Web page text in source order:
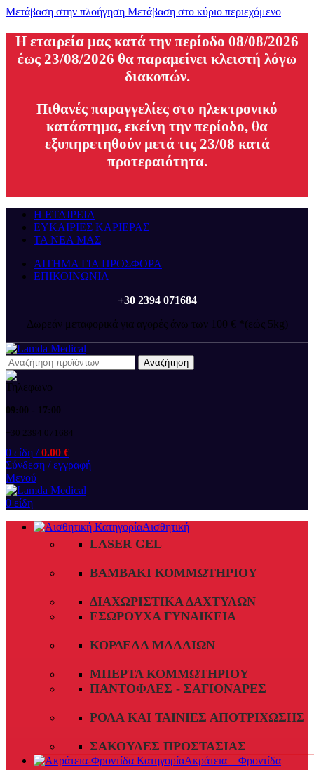
Μετάβαση στην πλοήγηση Μετάβαση στο κύριο περιεχόμενο
H εταιρεία μας κατά την περίοδο 08/08/2026
έως 23/08/2026 θα παραμείνει κλειστή λόγω
διακοπών.
Πιθανές παραγγελίες στο ηλεκτρονικό
κατάστημα, εκείνη την περίοδο, θα
εξυπηρετηθούν μετά τις 23/08 κατά
προτεραιότητα.
Η ΕΤΑΙΡΕΙΑ
ΕΥΚΑΙΡΙΕΣ ΚΑΡΙΕΡΑΣ
ΤΑ ΝΕΑ ΜΑΣ
ΑΙΤΗΜΑ ΓΙΑ ΠΡΟΣΦΟΡΑ
ΕΠΙΚΟΙΝΩΝΙΑ
+30 2394 071684
Δωρεάν μεταφορικά για αγορές άνω των 100 € *(εώς 5kg)
Αναζήτηση
09:00 - 17:00
+30 2394 071684
0 είδη / 0.00 €
Σύνδεση / εγγραφή
Μενού
0 είδη
Αισθητική
LASER GEL
ΒΑΜΒΆΚΙ ΚΟΜΜΩΤΗΡΊΟΥ
ΔΙΑΧΩΡΙΣΤΙΚΆ ΔΑΧΤΎΛΩΝ
ΕΣΏΡΟΥΧΑ ΓΥΝΑΙΚΕΊΑ
ΚΟΡΔΈΛΑ ΜΑΛΛΙΏΝ
ΜΠΈΡΤΑ ΚΟΜΜΩΤΗΡΊΟΥ
ΠΑΝΤΌΦΛΕΣ - ΣΑΓΙΟΝΆΡΕΣ
ΡΟΛΆ ΚΑΙ ΤΑΙΝΊΕΣ ΑΠΟΤΡΊΧΩΣΗΣ
ΣΑΚΟΎΛΕΣ ΠΡΟΣΤΑΣΊΑΣ
Ακράτεια – Φροντίδα